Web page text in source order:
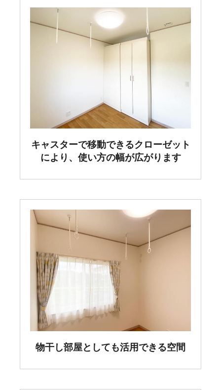
キャスターで移動できるクローゼット
により、使い方の幅が広がります
物干し部屋としても活用できる空間